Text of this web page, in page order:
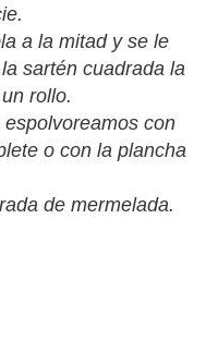
a la mitad y se le
sartén cuadrada la
rollo.
con
o con la plancha
de mermelada.